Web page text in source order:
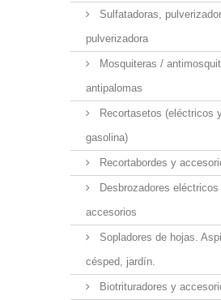
Sulfatadoras,
pulverizadora
Mosquiteras /
antipalomas
Recortasetos (eléctricos
gasolina)
Recortabordes y
Desbrozadores
accesorios
Sopladores de hojas.
césped, jardín.
Biotrituradores y